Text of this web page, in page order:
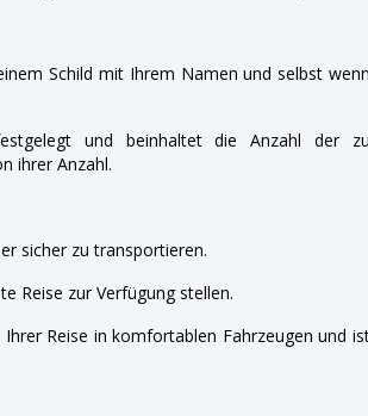
Schild mit Ihrem Namen und selbst wenn
und beinhaltet die Anzahl der zu
ihrer Anzahl.
sicher zu transportieren.
Reise zur Verfügung stellen.
Reise in komfortablen Fahrzeugen und